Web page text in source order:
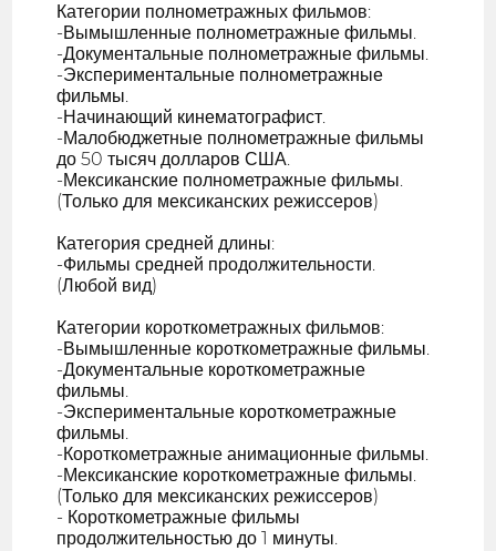
Категории полнометражных фильмов:
-Вымышленные полнометражные фильмы.
-Документальные полнометражные фильмы.
-Экспериментальные полнометражные
фильмы.
-Начинающий кинематографист.
-Малобюджетные полнометражные фильмы
до 50 тысяч долларов США.
-Мексиканские полнометражные фильмы.
(Только для мексиканских режиссеров)
Категория средней длины:
-Фильмы средней продолжительности.
(Любой вид)
Категории короткометражных фильмов:
-Вымышленные короткометражные фильмы.
-Документальные короткометражные
фильмы.
-Экспериментальные короткометражные
фильмы.
-Короткометражные анимационные фильмы.
-Мексиканские короткометражные фильмы.
(Только для мексиканских режиссеров)
- Короткометражные фильмы
продолжительностью до 1 минуты.